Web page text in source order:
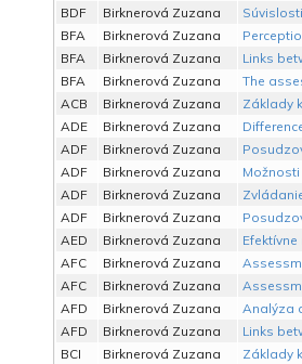
BDF
Birknerová Zuzana
BFA
Birknerová Zuzana
BFA
Birknerová Zuzana
Links
BFA
Birknerová Zuzana
The
ACB
Birknerová Zuzana
Základy
ADE
Birknerová Zuzana
ADF
Birknerová Zuzana
ADF
Birknerová Zuzana
ADF
Birknerová Zuzana
ADF
Birknerová Zuzana
AED
Birknerová Zuzana
AFC
Birknerová Zuzana
AFC
Birknerová Zuzana
AFD
Birknerová Zuzana
Analýza
AFD
Birknerová Zuzana
Links
BCI
Birknerová Zuzana
Základy